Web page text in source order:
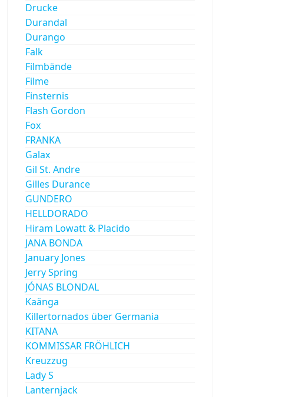
Drucke
Durandal
Durango
Falk
Filmbände
Filme
Finsternis
Flash Gordon
Fox
FRANKA
Galax
Gil St. Andre
Gilles Durance
GUNDERO
HELLDORADO
Hiram Lowatt & Placido
JANA BONDA
January Jones
Jerry Spring
JÓNAS BLONDAL
Kaänga
Killertornados über Germania
KITANA
KOMMISSAR FRÖHLICH
Kreuzzug
Lady S
Lanternjack